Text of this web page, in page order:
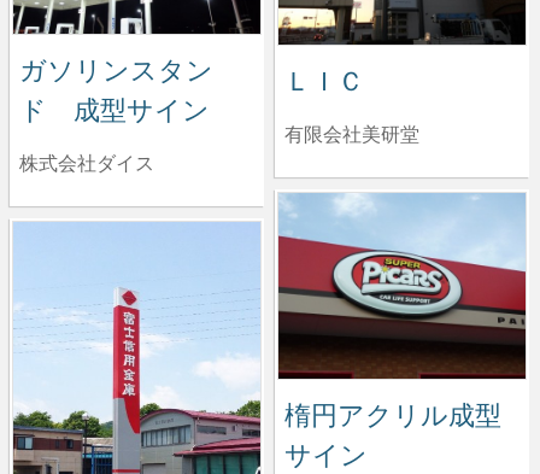
ガソリンスタン
ド 成型サイン
株式会社ダイス
ＬＩＣ
有限会社美研堂
楕円アクリル成型
サイン